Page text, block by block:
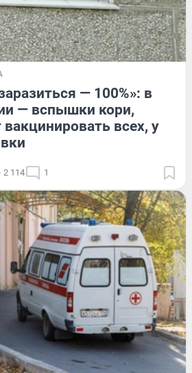
— 100%»: в
— вспышки кори,
всех, у
2 114 1